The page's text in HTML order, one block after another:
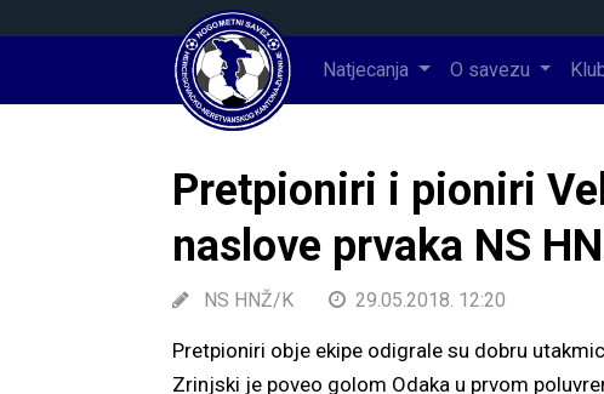
Natjecanja O savezu
Pretpioniri i pioniri
naslove prvaka NS
NS HNŽ/K 29.05.2018. 12:20
Pretpioniri obje ekipe odigrale su dobru
Zrinjski je poveo golom Odaka u prvom